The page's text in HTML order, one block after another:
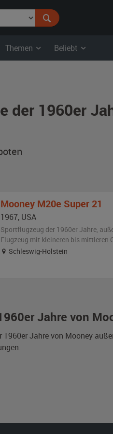
Themen Beliebt
der 1960er
Jahre von
1960er Jahre von Mooney
Mooney M20e Super 21
1967, USA
Sportflugzeug der 1960er Jahre,
Flugzeug mit kleineren bis mittleren
Schleswig-Holstein